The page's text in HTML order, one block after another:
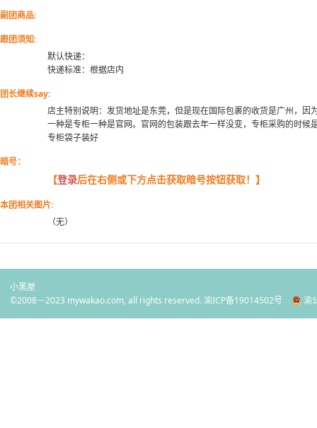
副团商品:
跟团须知:
默认快递：
快递标准：根据店内
团长继续say:
店主特别说明：发货地址是东莞，但是现在国际包裹的收货是广州，因
一种是专柜一种是官网。官网的包装跟去年一样没变，专柜采购的时候
专柜袋子装好
暗号：
【登录后在右侧或下方点击获取暗号按钮获取！】
本团相关图片:
（无）
小黑屋
©2008－2023 mywakao.com, all rights reserved.渝ICP备19014502号 渝